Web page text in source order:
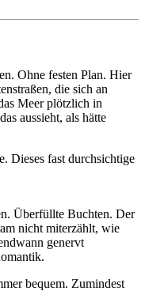
Ohne festen Plan. Hier
die sich an
Meer plötzlich in
aussieht, als hätte
Dieses fast durchsichtige
Überfüllte Buchten. Der
nicht miterzählt, wie
genervt
bequem. Zumindest